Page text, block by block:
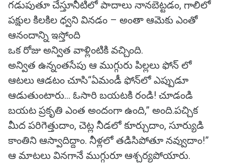
గడుపుతూ చేస్తూనీటిలో పాదాలు నానబెట్టడం, గాలిలో
పక్షుల కిలకిల ధ్వని వినడం – అంతా ఆమెకు ఎంతో
ఆనందాన్ని ఇస్తోంది
ఒక రోజు అన్విత వాళ్లింటికి వచ్చింది.
అన్విత ఉన్నంతసేపు ఆ ముగ్గురు పిల్లలు ఫోన్ లో
ఆటలు ఆడటం చూసి“ఏమండీ ఫోన్‌లో ఎప్పుడూ
ఆడుతుంటారు… ఓసారి బయటకి రండి! చూడండి
బయట ప్రకృతి ఎంత అందంగా ఉంది,” అంది.పచ్చిక
మీద పరిగెత్తుదాం, చెట్ల నీడలో కూర్చుదాం, సూర్యుడి
కాంతిని ఆస్వాదిద్దాం. నీళ్లలో తడిసిపోతూ నవ్వుదాం!”
ఆ మాటలు వినగానే ముగ్గురూ ఆశ్చర్యపోయారు.